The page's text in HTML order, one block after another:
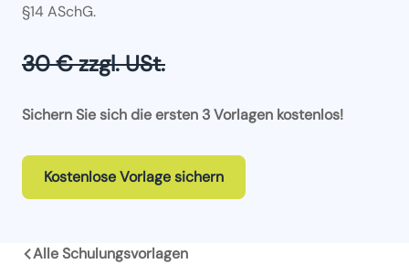
§14 ASchG.
30 € zzgl. USt.
Sichern Sie sich die ersten 3 Vorlagen kostenlos!
Kostenlose Vorlage sichern
Alle Schulungsvorlagen